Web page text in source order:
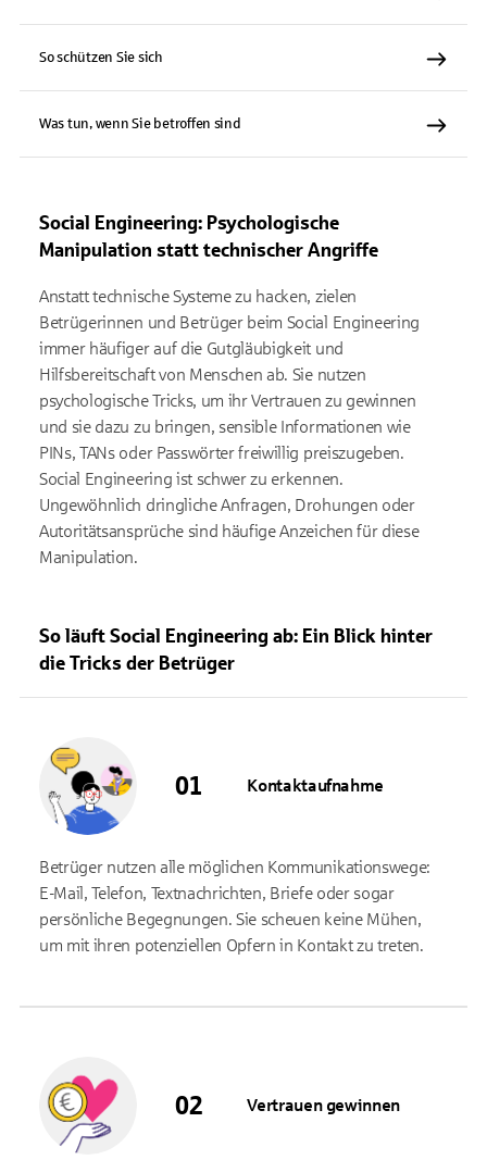
So schützen Sie sich
Was tun, wenn Sie betroffen sind
Social Engineering: Psychologische
Manipulation statt technischer Angriffe
Anstatt technische Systeme zu hacken, zielen
Betrügerinnen und Betrüger beim Social Engineering
immer häufiger auf die Gutgläubigkeit und
Hilfsbereitschaft von Menschen ab. Sie nutzen
psychologische Tricks, um ihr Vertrauen zu gewinnen
und sie dazu zu bringen, sensible Informationen wie
PINs, TANs oder Passwörter freiwillig preiszugeben.
Social Engineering ist schwer zu erkennen.
Ungewöhnlich dringliche Anfragen, Drohungen oder
Autoritätsansprüche sind häufige Anzeichen für diese
Manipulation.
So läuft Social Engineering ab: Ein Blick hinter
die Tricks der Betrüger
Kontaktaufnahme
Betrüger nutzen alle möglichen Kommunikationswege:
E-Mail, Telefon, Textnachrichten, Briefe oder sogar
persönliche Begegnungen. Sie scheuen keine Mühen,
um mit ihren potenziellen Opfern in Kontakt zu treten.
Vertrauen gewinnen